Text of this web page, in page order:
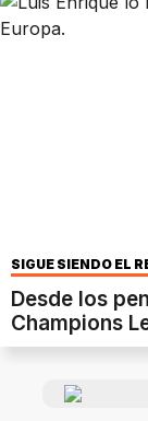
SIGUE SIENDO EL
Desde los
Champions